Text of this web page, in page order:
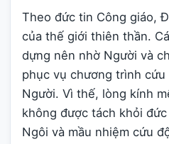
Theo đức tin Công giáo,
của thế giới thiên thần.
dựng nên nhờ Người và
phục vụ chương trình
Người. Vì thế, lòng kính
không được tách khỏi
Ngôi và mầu nhiệm cứu